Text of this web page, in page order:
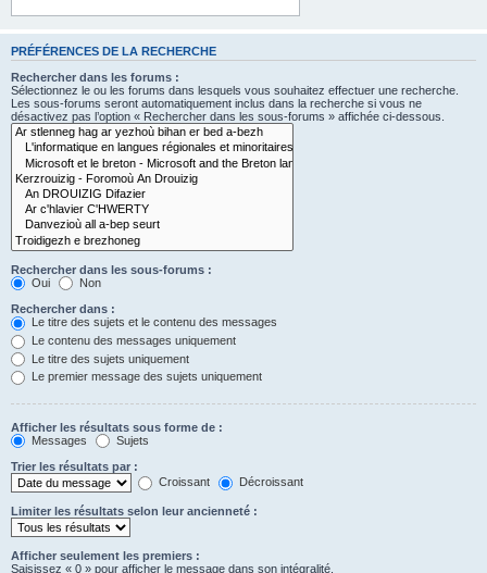
PRÉFÉRENCES DE LA RECHERCHE
Rechercher dans les forums :
Sélectionnez le ou les forums dans lesquels vous souhaitez effectuer une recherche.
Les sous-forums seront automatiquement inclus dans la recherche si vous ne
désactivez pas l’option « Rechercher dans les sous-forums » affichée ci-dessous.
Rechercher dans les sous-forums :
Oui
Non
Rechercher dans :
Le titre des sujets et le contenu des messages
Le contenu des messages uniquement
Le titre des sujets uniquement
Le premier message des sujets uniquement
Afficher les résultats sous forme de :
Messages
Sujets
Trier les résultats par :
Croissant
Décroissant
Limiter les résultats selon leur ancienneté :
Afficher seulement les premiers :
Saisissez « 0 » pour afficher le message dans son intégralité.